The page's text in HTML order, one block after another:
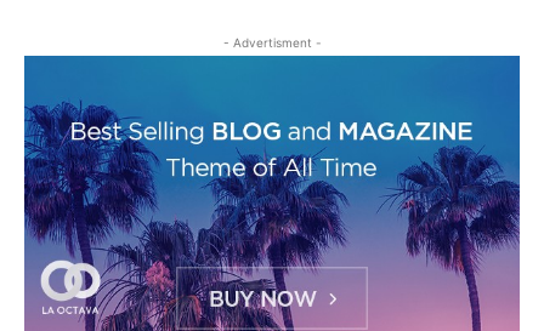
- Advertisment -